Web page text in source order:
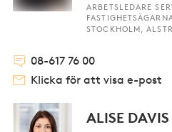
ARBETSLEDARE
STOCKHOLM,
08-617 76 00
Klicka för att visa e-post
ALISE DAVIS